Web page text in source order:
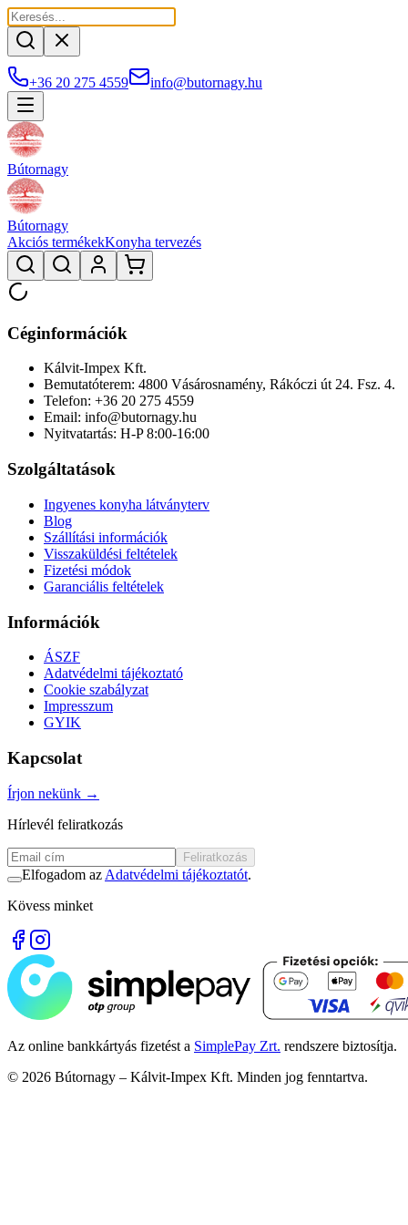
+36 20 275 4559 info@butornagy.hu
Bútornagy
Bútornagy
Akciós termékekKonyha tervezés
Céginformációk
Kálvit-Impex Kft.
Bemutatóterem: 4800 Vásárosnamény, Rákóczi út 24. Fsz. 4.
Telefon: +36 20 275 4559
Email: info@butornagy.hu
Nyitvatartás: H-P 8:00-16:00
Szolgáltatások
Ingyenes konyha látványterv
Blog
Szállítási információk
Visszaküldési feltételek
Fizetési módok
Garanciális feltételek
Információk
ÁSZF
Adatvédelmi tájékoztató
Cookie szabályzat
Impresszum
GYIK
Kapcsolat
Írjon nekünk →
Hírlevél feliratkozás
Feliratkozás
Elfogadom az Adatvédelmi tájékoztatót.
Kövess minket
Az online bankkártyás fizetést a SimplePay Zrt. rendszere biztosítja.
© 2026 Bútornagy – Kálvit-Impex Kft. Minden jog fenntartva.